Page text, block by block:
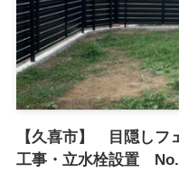
【久喜市】 目隠しフ
工事・立水栓設置